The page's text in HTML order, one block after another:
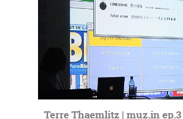
Terre Thaemlitz | muz.in